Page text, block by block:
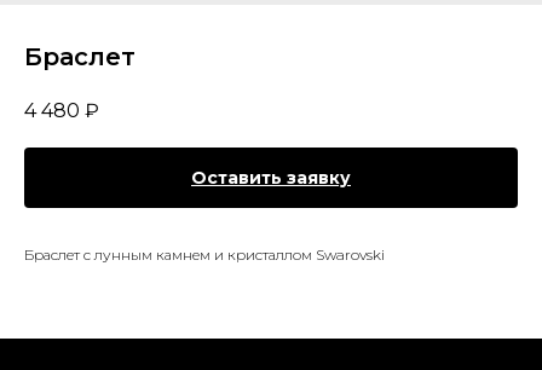
Браслет
4 480 ₽
Оставить заявку
Браслет с лунным камнем и кристаллом Swarovski